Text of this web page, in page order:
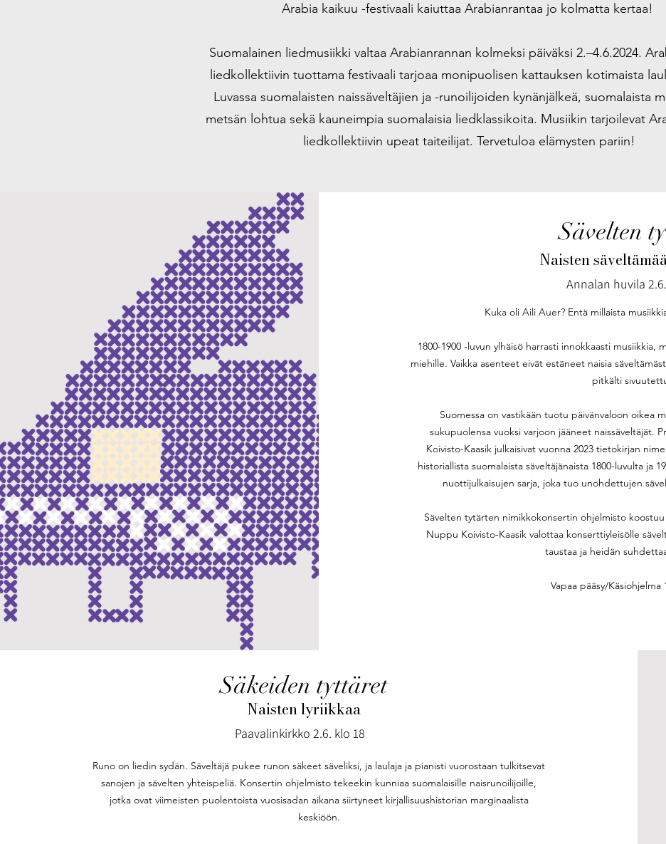
Arabia kaikuu -festivaali kaiuttaa Arabianrantaa jo kolmatta kertaa!
Suomalainen liedmusiikki valtaa Arabianrannan kolmeksi päiväksi 2.–4.6.2024.
liedkollektiivin tuottama festivaali tarjoaa monipuolisen kattauksen kotimaista
Luvassa suomalaisten naissäveltäjien ja -runoilijoiden kynänjälkeä, suomalaista
metsän lohtua sekä kauneimpia suomalaisia liedklassikoita. Musiikin tarjoilevat
liedkollektiivin upeat taiteilijat. Tervetuloa elämysten pariin!
Sävelten
Naisten
Annalan huvila
Kuka oli Aili Auer? Entä millaista
1800-1900 -luvun ylhäisö harrasti innokkaasti musiikkia,
miehille. Vaikka asenteet eivät estäneet naisia
pitkälti
Suomessa on vastikään tuotu päivänvaloon oikea
sukupuolensa vuoksi varjoon jääneet naissäveltäjät.
Koivisto-Kaasik julkaisivat vuonna 2023 tietokirjan
historiallista suomalaista säveltäjänaista 1800-luvulta ja
nuottijulkaisujen sarja, joka tuo unohdettujen
Sävelten tytärten nimikkokonsertin ohjelmisto
Nuppu Koivisto-Kaasik valottaa konserttiyleisölle
taustaa ja heidän
Vapaa pääsy/Käsiohjelma
Säkeiden tyttäret
Naisten lyriikkaa
Paavalinkirkko 2.6. klo 18
Runo on liedin sydän. Säveltäjä pukee runon säkeet säveliksi, ja laulaja ja pianisti vuorostaan tulkitsevat
sanojen ja sävelten yhteispeliä. Konsertin ohjelmisto tekeekin kunniaa suomalaisille naisrunoilijoille,
jotka ovat viimeisten puolentoista vuosisadan aikana siirtyneet kirjallisuushistorian marginaalista
keskiöön.